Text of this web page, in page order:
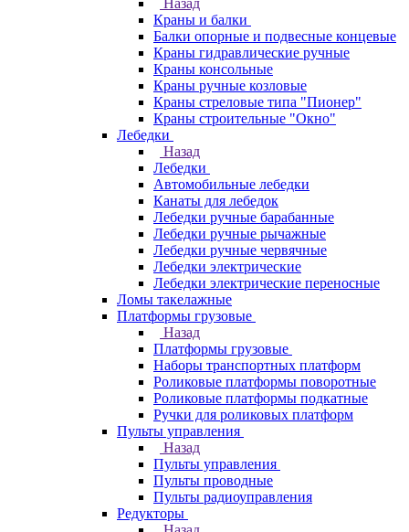
Назад
Краны и балки
Балки опорные и подвесные концевые
Краны гидравлические ручные
Краны консольные
Краны ручные козловые
Краны стреловые типа "Пионер"
Краны строительные "Окно"
Лебедки
Назад
Лебедки
Автомобильные лебедки
Канаты для лебедок
Лебедки ручные барабанные
Лебедки ручные рычажные
Лебедки ручные червячные
Лебедки электрические
Лебедки электрические переносные
Ломы такелажные
Платформы грузовые
Назад
Платформы грузовые
Наборы транспортных платформ
Роликовые платформы поворотные
Роликовые платформы подкатные
Ручки для роликовых платформ
Пульты управления
Назад
Пульты управления
Пульты проводные
Пульты радиоуправления
Редукторы